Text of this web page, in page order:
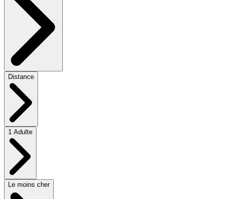
Distance
1 Adulte
Le moins cher